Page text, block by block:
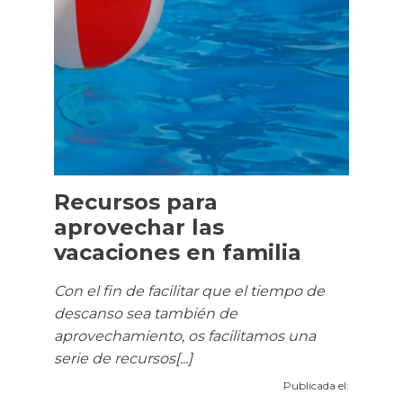
Recursos para
aprovechar las
vacaciones en familia
Con el fin de facilitar que el tiempo de
descanso sea también de
aprovechamiento, os facilitamos una
serie de recursos[...]
Publicada el: